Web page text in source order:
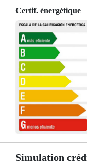
Certif. énergétique
Simulation